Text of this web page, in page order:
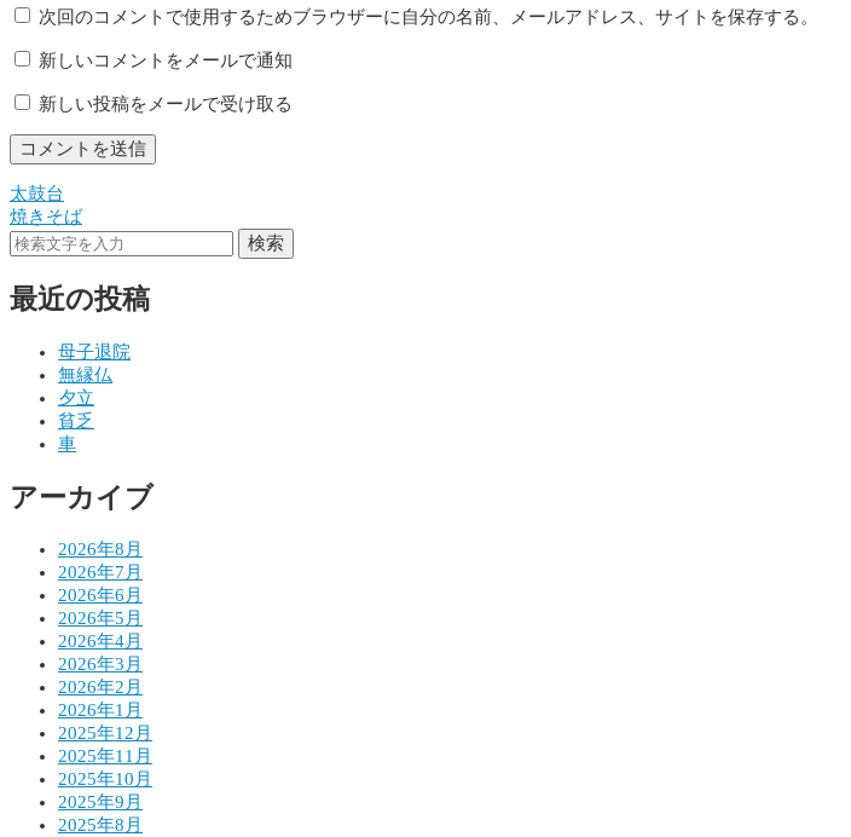
次回のコメントで使用するためブラウザーに自分の名前、メールアドレス、サイトを保存する。
新しいコメントをメールで通知
新しい投稿をメールで受け取る
投
稿
ビ
ン
太鼓台
焼きそば
検索
最近の投稿
母子退院
無縁仏
夕立
貧乏
車
アーカイブ
2026年8月
2026年7月
2026年6月
2026年5月
2026年4月
2026年3月
2026年2月
2026年1月
2025年12月
2025年11月
2025年10月
2025年9月
2025年8月